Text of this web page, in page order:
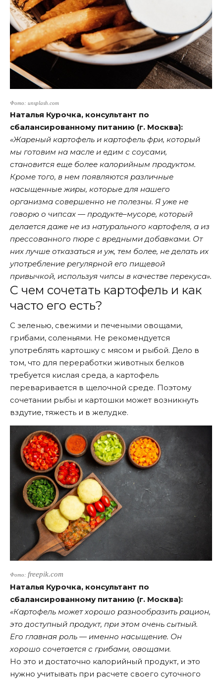
Фото: unsplash.com
Наталья Курочка, консультант по
сбалансированному питанию (г. Москва):
«Жареный картофель и картофель фри, который
мы готовим на масле и едим с соусами,
становится еще более калорийным продуктом.
Кроме того, в нем появляются различные
насыщенные жиры, которые для нашего
организма совершенно не полезны. Я уже не
говорю о чипсах — продукте–мусоре, который
делается даже не из натурального картофеля, а из
прессованного пюре с вредными добавками. От
них лучше отказаться и уж, тем более, не делать их
употребление регулярной его пищевой
привычкой, используя чипсы в качестве перекуса».
С чем сочетать картофель и как
часто его есть?
С зеленью, свежими и печеными овощами,
грибами, соленьями. Не рекомендуется
употреблять картошку с мясом и рыбой. Дело в
том, что для переработки животных белков
требуется кислая среда, а картофель
переваривается в щелочной среде. Поэтому
сочетании рыбы и картошки может возникнуть
вздутие, тяжесть и в желудке.
Фото: freepik.com
Наталья Курочка, консультант по
сбалансированному питанию (г. Москва):
«Картофель может хорошо разнообразить рацион,
это доступный продукт, при этом очень сытный.
Его главная роль — именно насыщение. Он
хорошо сочетается с грибами, овощами.
Но это и достаточно калорийный продукт, и это
нужно учитывать при расчете своего суточного